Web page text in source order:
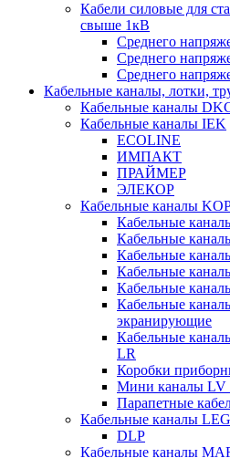
Кабели силовые для
свыше 1кВ
Среднего
Среднего
Среднего
Кабельные каналы, лотки,
Кабельные каналы
Кабельные каналы IEK
ECOLINE
ИМПАКТ
ПРАЙМЕР
ЭЛЕКОР
Кабельные каналы
Кабельные
Кабельные
Кабельные
Кабельные
Кабельные
Кабельные
экранирующие
Кабельные
LR
Коробки
Мини каналы LV
Парапетные
Кабельные каналы
DLP
Кабельные каналы